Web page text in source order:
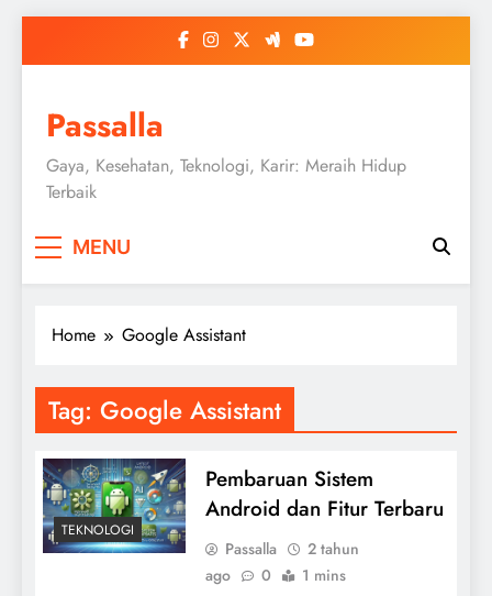
Passalla
Gaya, Kesehatan, Teknologi, Karir: Meraih Hidup
Terbaik
MENU
Home Google Assistant
Tag: Google Assistant
TEKNOLOGI
Pembaruan Sistem
Android dan Fitur Terbaru
Passalla
2 tahun
ago
0 1 mins